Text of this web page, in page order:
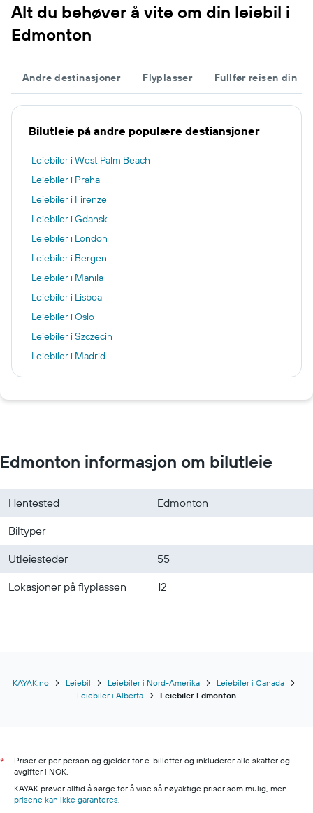
Alt du behøver å vite om din leiebil i
Edmonton
Andre destinasjoner Flyplasser Fullfør reisen din
Bilutleie på andre populære destiansjoner
Leiebiler i West Palm Beach
Leiebiler i Praha
Leiebiler i Firenze
Leiebiler i Gdansk
Leiebiler i London
Leiebiler i Bergen
Leiebiler i Manila
Leiebiler i Lisboa
Leiebiler i Oslo
Leiebiler i Szczecin
Leiebiler i Madrid
Leiebiler i Thessaloniki
Edmonton informasjon om bilutleie
Hentested
Edmonton
Biltyper
Utleiesteder
55
Lokasjoner på flyplassen
12
KAYAK.no Leiebil Leiebiler i Nord-Amerika
Leiebiler i Canada
Leiebiler i Alberta
Leiebiler Edmonton
*
Priser er per person og gjelder for e-billetter og inkluderer alle skatter og
avgifter i NOK.
KAYAK prøver alltid å sørge for å vise så nøyaktige priser som mulig, men
prisene kan ikke garanteres